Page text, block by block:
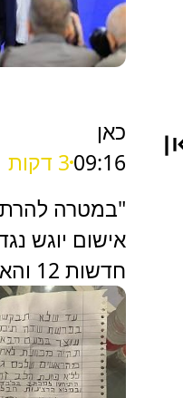
כאן
09:163 דקות
"במטרה
אישום יוגש
חדשות 12 והארץ